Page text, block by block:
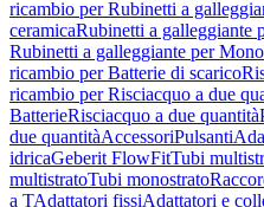
ricambio per Rubinetti a
ceramicaRubinetti a galleggiante
Rubinetti a galleggiante per
ricambio per Batterie di scarico
ricambio per Risciacquo a due
BatterieRisciacquo a due quantità
due quantitàAccessoriPulsanti
idricaGeberit FlowFitTubi
multistratoTubi monostrato
a TAdattatori fissiAdattatori e